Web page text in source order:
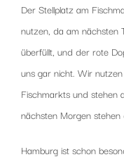
Der Stellplatz am
nutzen, da am nächsten
überfüllt, und der rote
uns gar nicht. Wir
Fischmarkts und stehen
nächsten Morgen
Hamburg ist schon